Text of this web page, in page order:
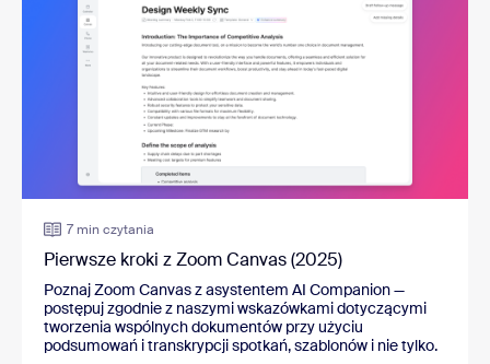
7 min czytania
Pierwsze kroki z Zoom Canvas (2025)
Poznaj Zoom Canvas z asystentem AI Companion—
postępuj zgodnie z naszymi wskazówkami dotyczącymi
tworzenia wspólnych dokumentów przy użyciu
podsumowań i transkrypcji spotkań, szablonów i nie tylko.